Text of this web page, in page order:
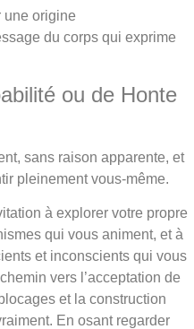
une origine
du corps qui exprime
ou de Honte
sans raison apparente, et
pleinement vous-même.
à explorer votre propre
qui vous animent, et à
et inconscients qui vous
vers l’acceptation de
et la construction
En osant regarder